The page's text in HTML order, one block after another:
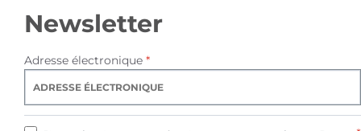
Newsletter
Adresse électronique *